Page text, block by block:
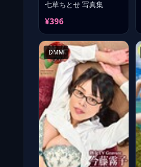
七草ちとせ 写真集
¥396
DMM